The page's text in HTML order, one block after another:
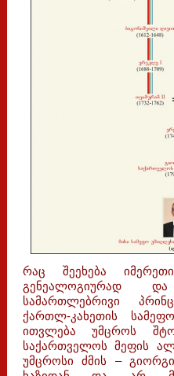
რაც შეეხება
გენეალოგიურად
სამართლებრივი
ქართლ-კახეთის
ითვლება უმცროს
საქართველოს მეფის
უმცროსი ძმის –